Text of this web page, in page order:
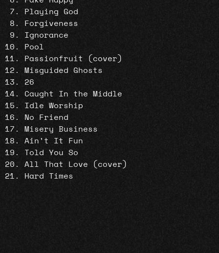
Playing God
Forgiveness
Ignorance
Pool
Passionfruit (cover)
Misguided Ghosts
26
Caught In the Middle
Idle Worship
No Friend
Misery Business
Ain’t It Fun
Told You So
All That Love (cover)
Hard Times